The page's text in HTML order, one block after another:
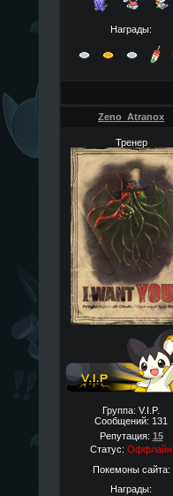
Награды:
Zeno_Atranox
Тренер
Группа: V.I.P.
Сообщений: 131
Репутация: 15
Статус: Оффлайн
Покемоны сайта:
Награды: